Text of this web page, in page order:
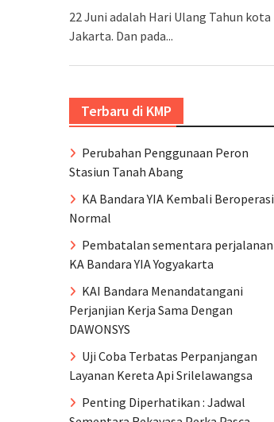
22 Juni adalah Hari Ulang Tahun kota
Jakarta. Dan pada...
Terbaru di KMP
Perubahan Penggunaan Peron
Stasiun Tanah Abang
KA Bandara YIA Kembali Beroperasi
Normal
Pembatalan sementara perjalanan
KA Bandara YIA Yogyakarta
KAI Bandara Menandatangani
Perjanjian Kerja Sama Dengan
DAWONSYS
Uji Coba Terbatas Perpanjangan
Layanan Kereta Api Srilelawangsa
Penting Diperhatikan : Jadwal